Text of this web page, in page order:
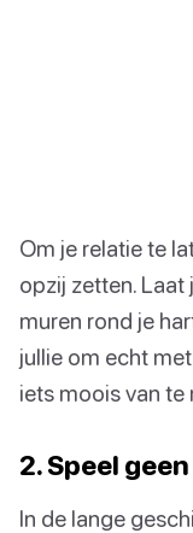
Om je relatie te
opzij zetten. Laat
muren rond je
jullie om echt
iets moois van te
2. Speel
In de lange